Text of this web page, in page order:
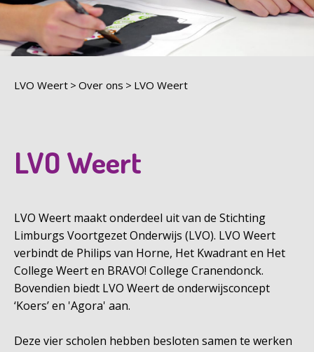
LVO Weert Over ons LVO Weert
LVO Weert
LVO Weert maakt onderdeel uit van de Stichting
Limburgs Voortgezet Onderwijs (LVO). LVO Weert
verbindt de Philips van Horne, Het Kwadrant en Het
College Weert en BRAVO! College Cranendonck.
Bovendien biedt LVO Weert de onderwijsconcept
‘Koers’ en 'Agora' aan.
Deze vier scholen hebben besloten samen te werken